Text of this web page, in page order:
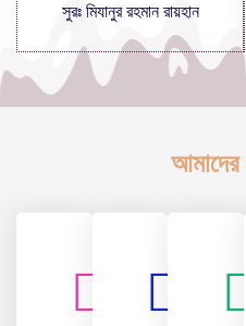
সুরঃ মিযানুর রহমান রায়হান
আমাদের